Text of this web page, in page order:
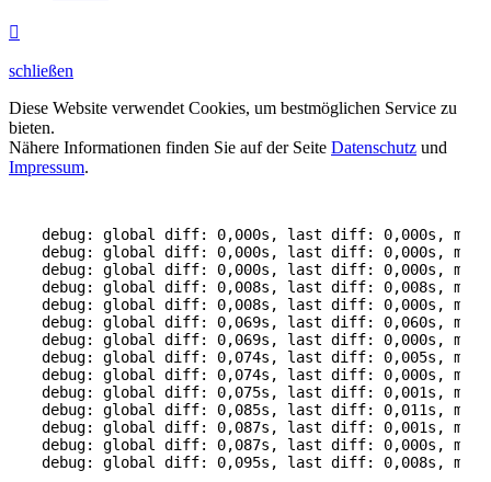

schließen
Diese Website verwendet Cookies, um bestmöglichen Service zu
bieten.
Nähere Informationen finden Sie auf der Seite Datenschutz und
Impressum.
debug: global diff: 0,000s, last diff: 0,000s, mem:
debug: global diff: 0,000s, last diff: 0,000s, mem:
debug: global diff: 0,000s, last diff: 0,000s, mem:
debug: global diff: 0,008s, last diff: 0,008s, mem:
debug: global diff: 0,008s, last diff: 0,000s, mem:
debug: global diff: 0,069s, last diff: 0,060s, mem:
debug: global diff: 0,069s, last diff: 0,000s, mem:
debug: global diff: 0,074s, last diff: 0,005s, mem:
debug: global diff: 0,074s, last diff: 0,000s,
debug: global diff: 0,075s, last diff: 0,001s,
debug: global diff: 0,085s, last diff: 0,011s, mem:
debug: global diff: 0,087s, last diff: 0,001s, mem:
debug: global diff: 0,087s, last diff: 0,000s, mem: